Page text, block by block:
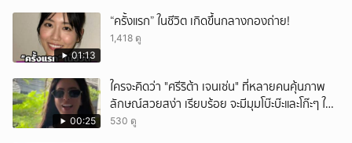
01:13
“ครั้งแรก” ในชีวิต เกิดขึ้นกลางกองถ่าย!
1,418 ดู
00:25
ใครจะคิดว่า "ศรีริต้า เจนเซ่น" ที่หลายคนคุ้นภาพ
ลักษณ์สวยสง่า เรียบร้อย จะมีมุมโบ๊ะบ๊ะและโก๊ะๆ ให้
ได้อมยิ้มเหมือนกัน งานนี้ทำเอาแฟนๆ ทั้งเอ็นดูทั้ง
530 ดู